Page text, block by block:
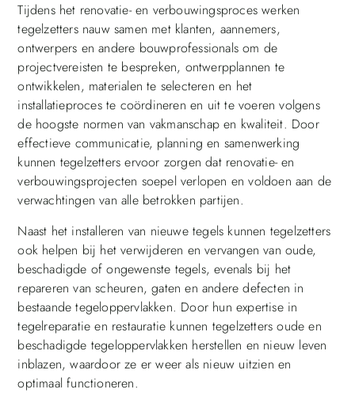
Tijdens het renovatie- en verbouwingsproces werken
tegelzetters nauw samen met klanten, aannemers,
ontwerpers en andere bouwprofessionals om de
projectvereisten te bespreken, ontwerpplannen te
ontwikkelen, materialen te selecteren en het
installatieproces te coördineren en uit te voeren volgens
de hoogste normen van vakmanschap en kwaliteit. Door
effectieve communicatie, planning en samenwerking
kunnen tegelzetters ervoor zorgen dat renovatie- en
verbouwingsprojecten soepel verlopen en voldoen aan de
verwachtingen van alle betrokken partijen.
Naast het installeren van nieuwe tegels kunnen tegelzetters
ook helpen bij het verwijderen en vervangen van oude,
beschadigde of ongewenste tegels, evenals bij het
repareren van scheuren, gaten en andere defecten in
bestaande tegeloppervlakken. Door hun expertise in
tegelreparatie en restauratie kunnen tegelzetters oude en
beschadigde tegeloppervlakken herstellen en nieuw leven
inblazen, waardoor ze er weer als nieuw uitzien en
optimaal functioneren.